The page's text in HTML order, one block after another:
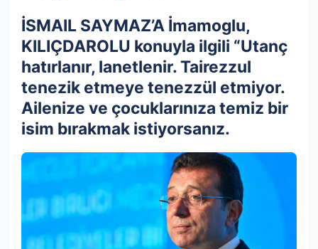
İSMAIL SAYMAZ’A İmamoglu,
KILIÇDAROLU konuyla ilgili “Utanç
hatırlanır, lanetlenir. Tairezzul
tenezik etmeye tenezzül etmiyor.
Ailenize ve çocuklarınıza temiz bir
isim bırakmak istiyorsanız.